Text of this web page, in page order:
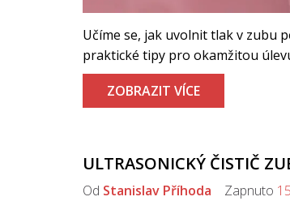
Učíme se, jak uvolnit tlak v zubu
praktické tipy pro okamžitou
ZOBRAZIT VÍCE
ULTRASONICKÝ ČISTIČ
Od Stanislav Příhoda Zapnuto